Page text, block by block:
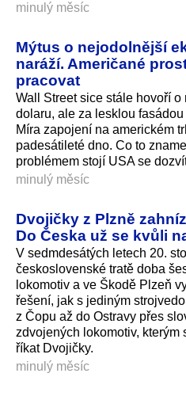
minulý měsíc
Mýtus o nejodolnější
naráží. Američané
pracovat
Wall Street sice stále hovoří
dolaru, ale za lesklou
Míra zapojení na americkém
padesátileté dno. Co to
problémem stojí USA se
minulý měsíc
Dvojičky z Plzně
Do Česka už se kvůli
V sedmdesátých letech 20.
československé tratě doba
lokomotiv a ve Škodě Plzeň
řešení, jak s jediným
z Čopu až do Ostravy přes
zdvojených lokomotiv, kterým
říkat Dvojičky.
minulý měsíc